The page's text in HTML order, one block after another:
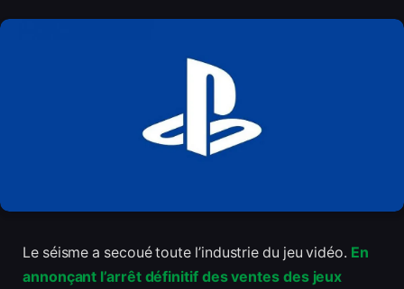
Le séisme a secoué toute l’industrie du jeu vidéo. En
annonçant l’arrêt définitif des ventes des jeux